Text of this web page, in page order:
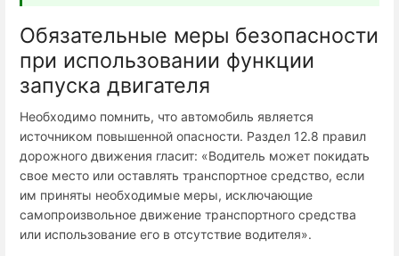
Обязательные меры безопасности
при использовании функции
запуска двигателя
Необходимо помнить, что автомобиль является
источником повышенной опасности. Раздел 12.8 правил
дорожного движения гласит: «Водитель может покидать
свое место или оставлять транспортное средство, если
им приняты необходимые меры, исключающие
самопроизвольное движение транспортного средства
или использование его в отсутствие водителя».